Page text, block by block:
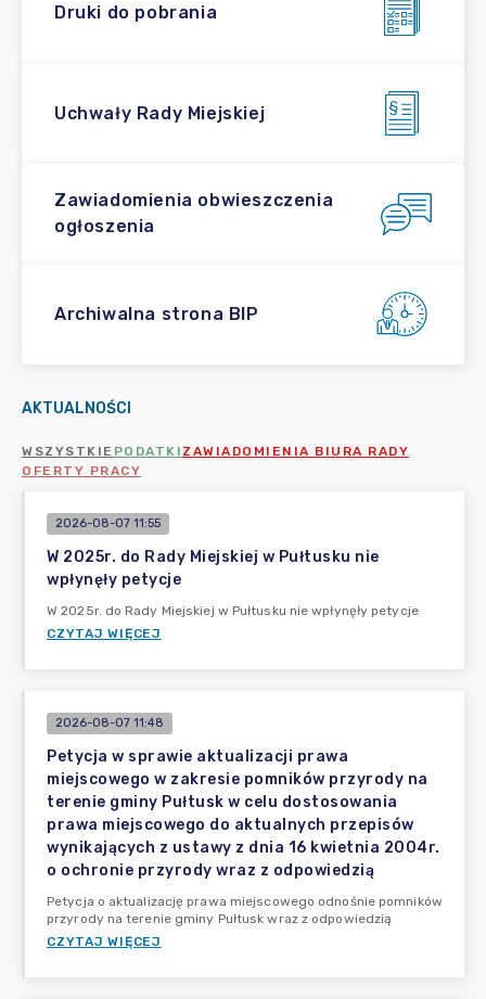
Druki do pobrania
Uchwały Rady Miejskiej
Zawiadomienia obwieszczenia
ogłoszenia
Archiwalna strona BIP
AKTUALNOŚCI
WSZYSTKIE PODATKI ZAWIADOMIENIA BIURA RADY
OFERTY PRACY
2026-08-07 11:55
W 2025r. do Rady Miejskiej w Pułtusku nie
wpłynęły petycje
W 2025r. do Rady Miejskiej w Pułtusku nie wpłynęły petycje
CZYTAJ WIĘCEJ
2026-08-07 11:48
Petycja w sprawie aktualizacji prawa
miejscowego w zakresie pomników przyrody na
terenie gminy Pułtusk w celu dostosowania
prawa miejscowego do aktualnych przepisów
wynikających z ustawy z dnia 16 kwietnia 2004r.
o ochronie przyrody wraz z odpowiedzią
Petycja o aktualizację prawa miejscowego odnośnie pomników
przyrody na terenie gminy Pułtusk wraz z odpowiedzią
CZYTAJ WIĘCEJ